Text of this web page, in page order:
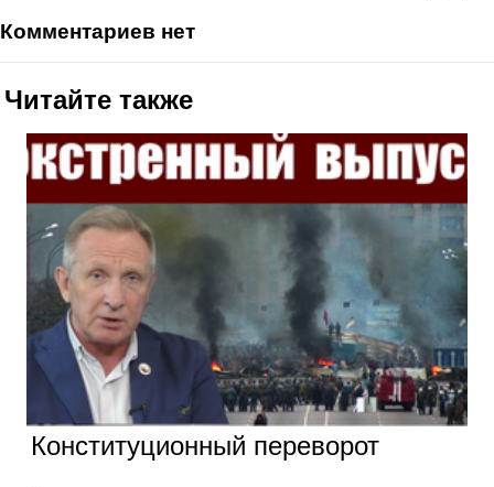
комментариев нет
Читайте также
Конституционный переворот